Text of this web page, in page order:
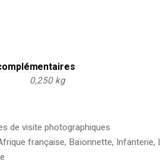
0,250 kg
de visite photographiques
française, Baïonnette, Infanterie,